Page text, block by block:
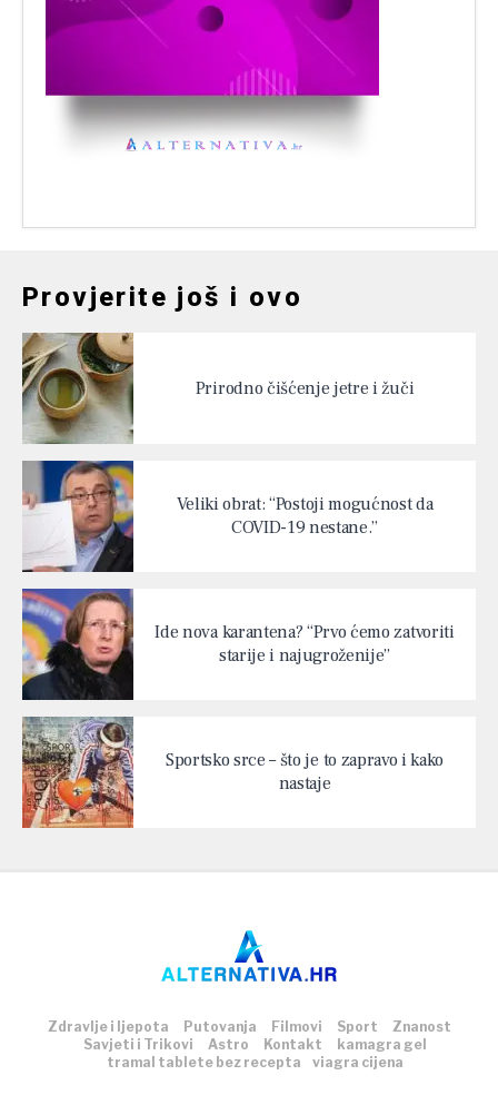
Provjerite još i ovo
Prirodno čišćenje jetre i žuči
Veliki obrat: “Postoji mogućnost da
COVID-19 nestane.”
Ide nova karantena? “Prvo ćemo zatvoriti
starije i najugroženije”
Sportsko srce – što je to zapravo i kako
nastaje
Zdravlje i ljepota Putovanja Filmovi Sport
Znanost
Savjeti i Trikovi
Astro Kontakt
kamagra gel
tramal tablete bez recepta
viagra cijena